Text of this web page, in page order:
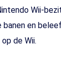
Wii-
banen en
de Wii.